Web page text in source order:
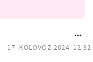
17. KOLOVOZ 2024. 12:32